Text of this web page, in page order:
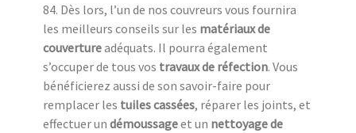
84. Dès lors, l’un de nos couvreurs vous fournira
les meilleurs conseils sur les matériaux de
couvertureadéquats. Il pourra également
s’occuper de tous vos travaux de réfection. Vous
bénéficierez aussi de son savoir-faire pour
remplacer les tuiles cassées, réparer les joints, et
effectuer un démoussageet un nettoyage de